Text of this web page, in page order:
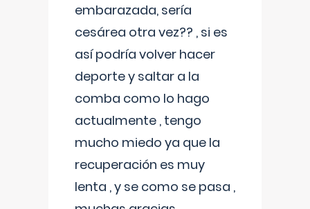
embarazada, sería
cesárea otra vez?? , si es
así podría volver hacer
deporte y saltar a la
comba como lo hago
actualmente , tengo
mucho miedo ya que la
recuperación es muy
lenta , y se como se pasa ,